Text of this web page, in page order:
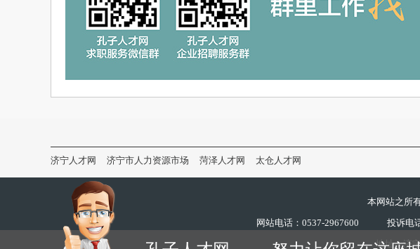
济宁人才网 济宁市人力资源市场 菏泽人才网 太仓人才网
本网站之所
网站电话：0537-2967600
投诉电
地址：济